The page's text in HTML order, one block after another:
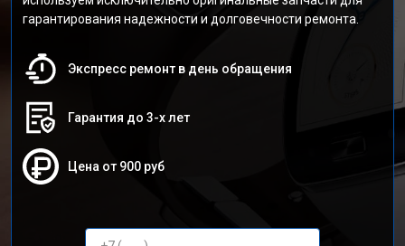
гарантирования надежности и долговечности ремонта.
Экспресс ремонт в день обращения
Гарантия до 3-х лет
Цена от 900 руб